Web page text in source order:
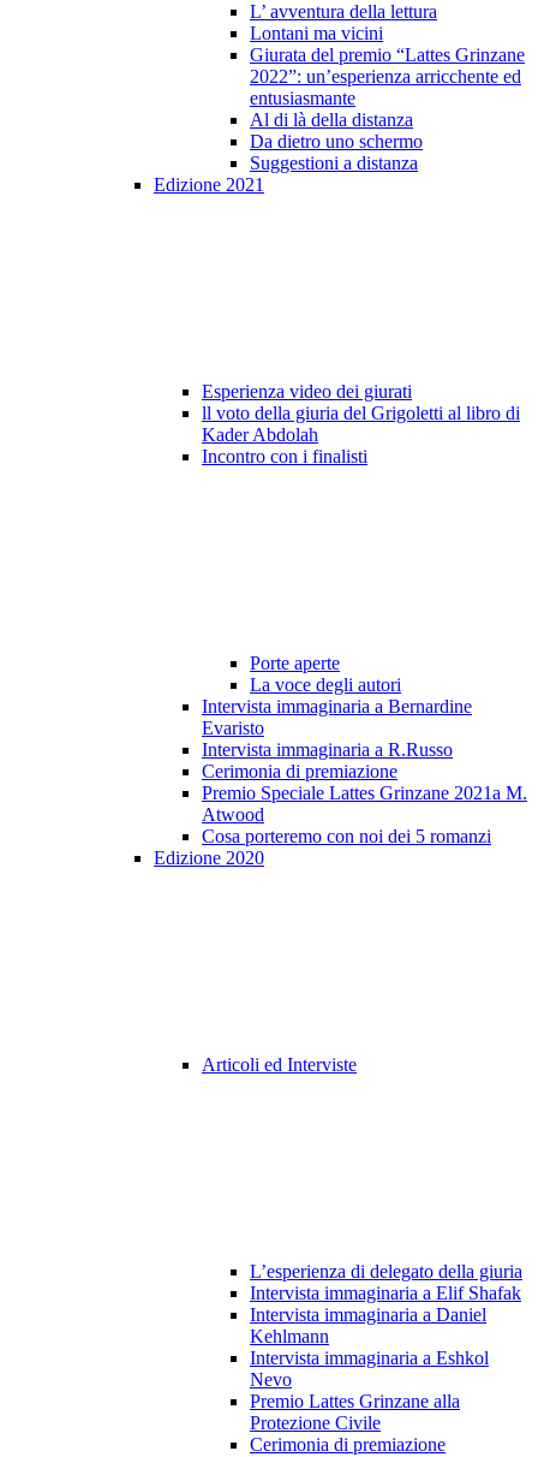
L’ avventura della lettura
Lontani ma vicini
Giurata del premio “Lattes Grinzane
2022”: un’esperienza arricchente ed
entusiasmante
Al di là della distanza
Da dietro uno schermo
Suggestioni a distanza
Edizione 2021
Esperienza video dei giurati
ll voto della giuria del Grigoletti al libro di
Kader Abdolah
Incontro con i finalisti
Porte aperte
La voce degli autori
Intervista immaginaria a Bernardine
Evaristo
Intervista immaginaria a R.Russo
Cerimonia di premiazione
Premio Speciale Lattes Grinzane 2021a M.
Atwood
Cosa porteremo con noi dei 5 romanzi
Edizione 2020
Articoli ed Interviste
L’esperienza di delegato della giuria
Intervista immaginaria a Elif Shafak
Intervista immaginaria a Daniel
Kehlmann
Intervista immaginaria a Eshkol
Nevo
Premio Lattes Grinzane alla
Protezione Civile
Cerimonia di premiazione